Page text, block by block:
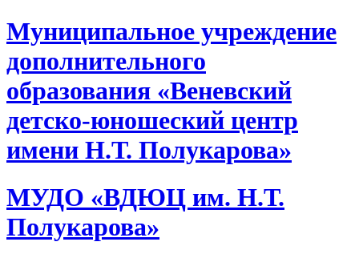
Skip
to
Муниципальное учреждение
дополнительного
образования «Веневский
детско-юношеский центр
имени Н.Т. Полукарова»
МУДО «ВДЮЦ им. Н.Т.
Полукарова»